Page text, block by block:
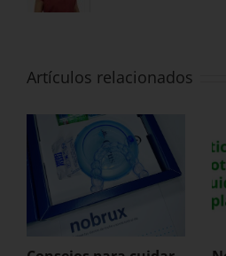
Artículos relacionados